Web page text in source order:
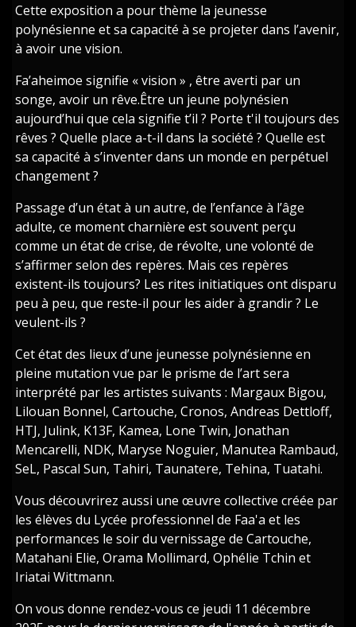
Cette exposition a pour thème la jeunesse
polynésienne et sa capacité à se projeter dans l’avenir,
à avoir une vision.
Fa’aheimoe signifie « vision » , être averti par un
songe, avoir un rêve.Être un jeune polynésien
aujourd’hui que cela signifie t’il ? Porte t'il toujours des
rêves ? Quelle place a-t-il dans la société ? Quelle est
sa capacité à s’inventer dans un monde en perpétuel
changement ?
Passage d’un état à un autre, de l’enfance à l’âge
adulte, ce moment charnière est souvent perçu
comme un état de crise, de révolte, une volonté de
s’affirmer selon des repères. Mais ces repères
existent-ils toujours? Les rites initiatiques ont disparu
peu à peu, que reste-il pour les aider à grandir ? Le
veulent-ils ?
Cet état des lieux d’une jeunesse polynésienne en
pleine mutation vue par le prisme de l’art sera
interprété par les artistes suivants : Margaux Bigou,
Lilouan Bonnel, Cartouche, Cronos, Andreas Dettloff,
HTJ, Julink, K13F, Kamea, Lone Twin, Jonathan
Mencarelli, NDK, Maryse Noguier, Manutea Rambaud,
SeL, Pascal Sun, Tahiri, Taunatere, Tehina, Tuatahi.
Vous découvrirez aussi une œuvre collective créée par
les élèves du Lycée professionnel de Faa'a et les
performances le soir du vernissage de Cartouche,
Matahani Elie, Orama Mollimard, Ophélie Tchin et
Iriatai Wittmann.
On vous donne rendez-vous ce jeudi 11 décembre